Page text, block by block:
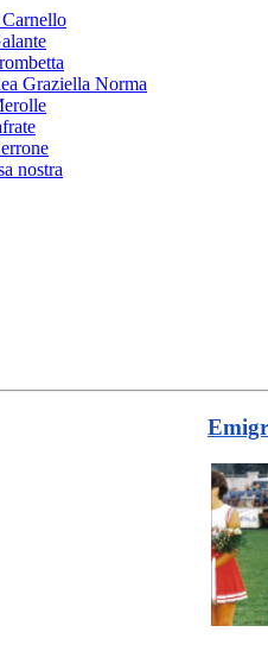
Graziella Norma
nostra